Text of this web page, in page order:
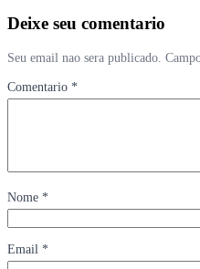
Deixe seu comentario
Seu email nao sera publicado.
Comentario *
Nome *
Email *